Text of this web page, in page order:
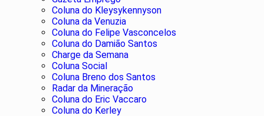
Coluna do Kleysykennyson
Coluna da Venuzia
Coluna do Felipe Vasconcelos
Coluna do Damião Santos
Charge da Semana
Coluna Social
Coluna Breno dos Santos
Radar da Mineração
Coluna do Eric Vaccaro
Coluna do Kerley